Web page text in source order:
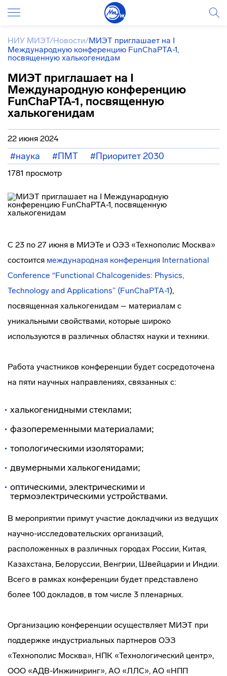
НИУ МИЭТ/Новости/МИЭТ приглашает на I
Международную конференцию FunChaPTA-1,
посвященную халькогенидам
МИЭТ приглашает на I
Международную конференцию
FunChaPTA-1, посвященную
халькогенидам
22 июня 2024
#наука #ПМТ #Приоритет 2030
1781 просмотр
С 23 по 27 июня в МИЭТе и ОЭЗ «Технополис Москва»
состоится международная конференция International
Conference “Functional Chalcogenides: Physics,
Technology and Applications” (FunChaPTA-1),
посвященная халькогенидам – материалам с
уникальными свойствами, которые широко
используются в различных областях науки и техники.
Работа участников конференции будет сосредоточена
на пяти научных направлениях, связанных с:
халькогенидными стеклами;
фазопеременными материалами;
топологическими изоляторами;
двумерными халькогенидами;
оптическими, электрическими и
термоэлектрическими устройствами.
В мероприятии примут участие докладчики из ведущих
научно-исследовательских организаций,
расположенных в различных городах России, Китая,
Казахстана, Белоруссии, Венгрии, Швейцарии и Индии.
Всего в рамках конференции будет представлено
более 100 докладов, в том числе 3 пленарных.
Организацию конференции осуществляет МИЭТ при
поддержке индустриальных партнеров ОЭЗ
«Технополис Москва», НПК «Технологический центр»,
ООО «АДВ-Инжиниринг», АО «ЛЛС», АО «НПП